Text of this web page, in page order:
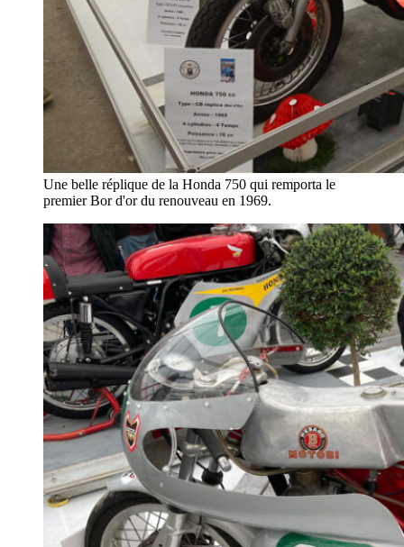
Une belle réplique de la Honda 750 qui remporta le
premier Bor d'or du renouveau en 1969.